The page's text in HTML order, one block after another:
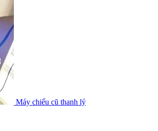
Máy chiếu cũ thanh lý